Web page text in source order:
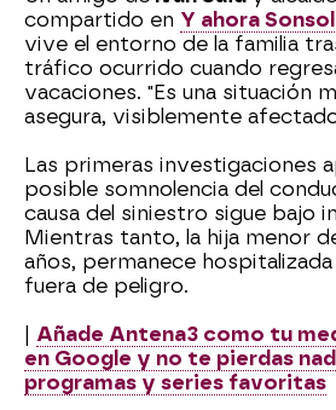
compartido en Y ahora
vive el entorno de la familia
tráfico ocurrido cuando
vacaciones. "Es una situación
asegura, visiblemente
Las primeras investigaciones
posible somnolencia del
causa del siniestro sigue bajo
Mientras tanto, la hija menor
años, permanece
fuera de peligro.
Añade Antena3 como tu
en Google y no te pierdas
programas y series favoritas